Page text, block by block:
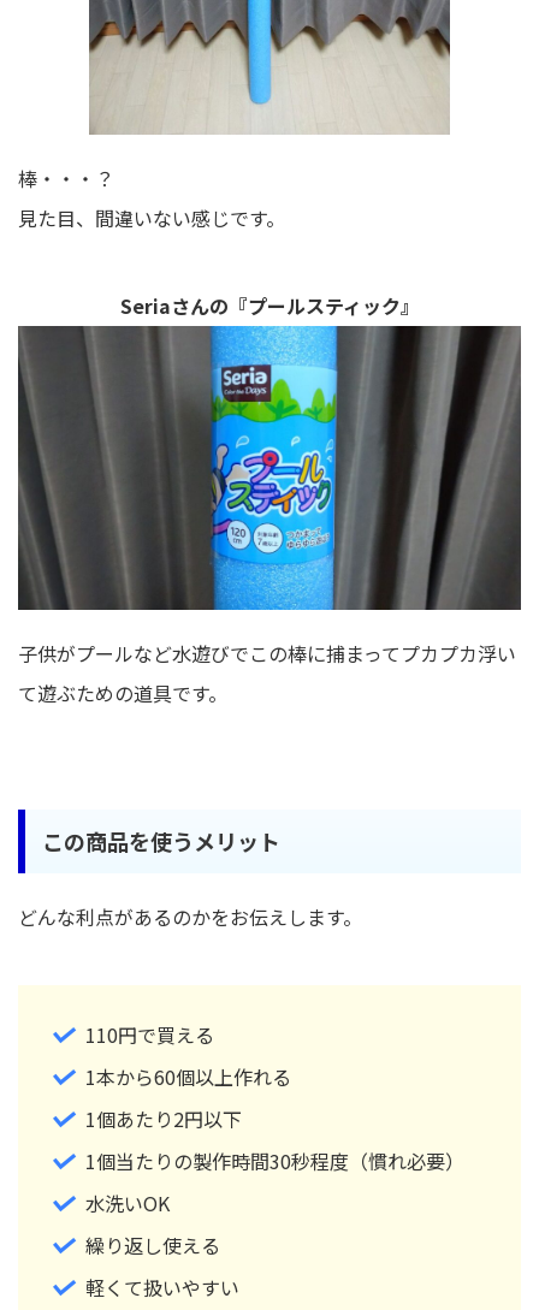
棒・・・？
見た目、間違いない感じです。
Seriaさんの『プールスティック』
子供がプールなど水遊びでこの棒に捕まってプカプカ浮い
て遊ぶための道具です。
この商品を使うメリット
どんな利点があるのかをお伝えします。
110円で買える
1本から60個以上作れる
1個あたり2円以下
1個当たりの製作時間30秒程度（慣れ必要）
水洗いOK
繰り返し使える
軽くて扱いやすい